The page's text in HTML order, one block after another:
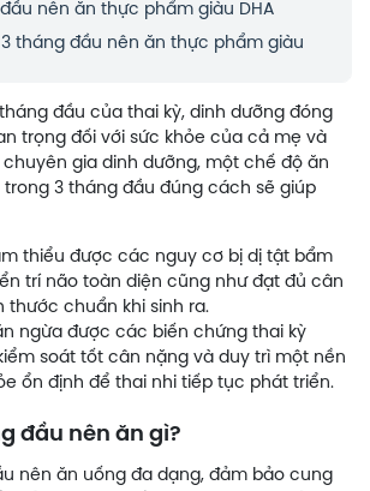
nên ăn thực phẩm giàu DHA
tháng đầu nên ăn thực phẩm giàu
3 tháng đầu nên ăn thực phẩm giàu
mang thai 3 tháng đầu nên ăn thực
A
đầu của thai kỳ, dinh dưỡng đóng
trọng đối với sức khỏe của cả mẹ và
gia dinh dưỡng, một chế độ ăn
3 tháng đầu đúng cách sẽ giúp
thiểu được các nguy cơ bị dị tật bẩm
trí não toàn diện cũng như đạt đủ cân
thước chuẩn khi sinh ra.
ngừa được các biến chứng thai kỳ
soát tốt cân nặng và duy trì một nền
ổn định để thai nhi tiếp tục phát triển.
đầu nên ăn gì?
nên ăn uống đa dạng, đảm bảo cung